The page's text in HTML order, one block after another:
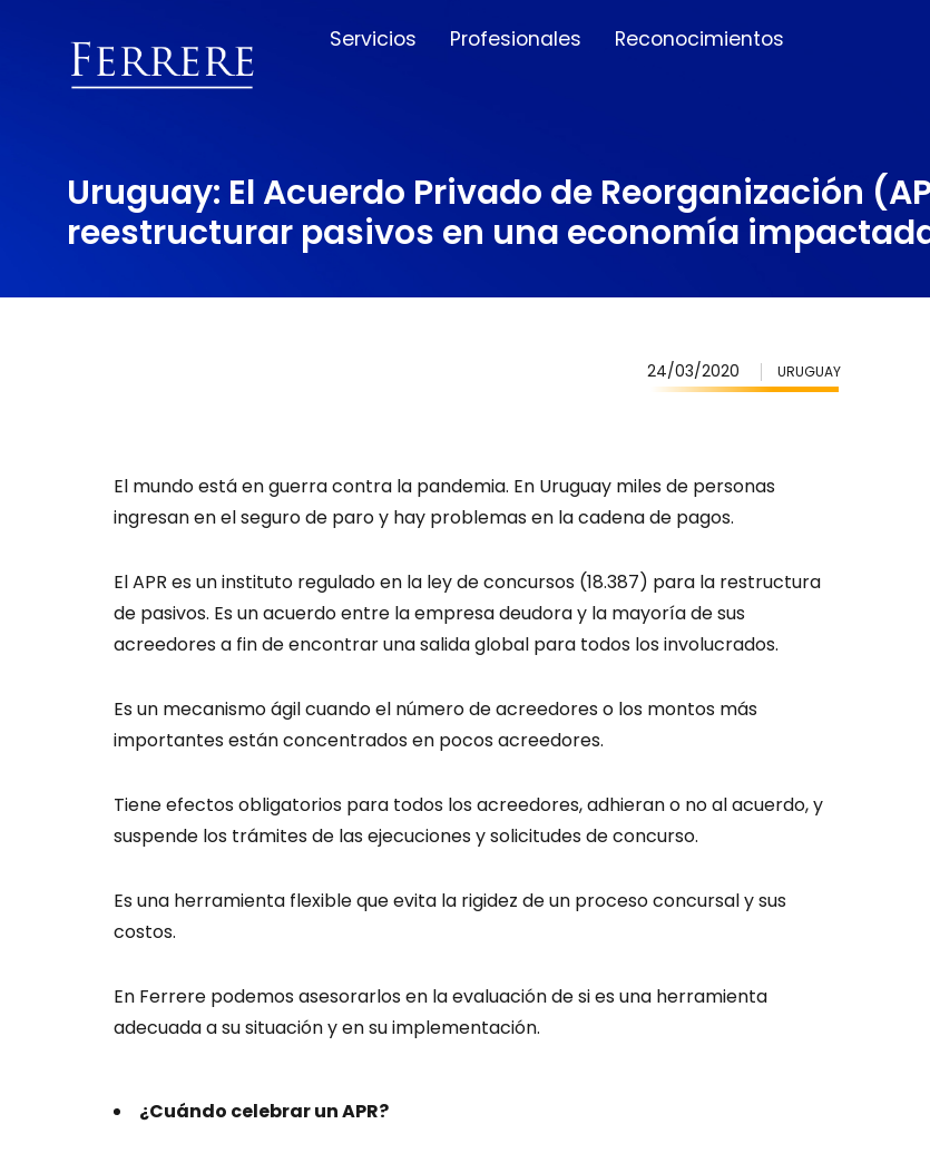
Servicios Profesionales Reconocimientos
Uruguay: El Acuerdo Privado de Reorganización
reestructurar pasivos en una economía impactada
24/03/2020 URUGUAY
El mundo está en guerra contra la pandemia. En Uruguay miles de personas
ingresan en el seguro de paro y hay problemas en la cadena de pagos.
El APR es un instituto regulado en la ley de concursos (18.387) para la restructura
de pasivos. Es un acuerdo entre la empresa deudora y la mayoría de sus
acreedores a fin de encontrar una salida global para todos los involucrados.
Es un mecanismo ágil cuando el número de acreedores o los montos más
importantes están concentrados en pocos acreedores.
Tiene efectos obligatorios para todos los acreedores, adhieran o no al acuerdo, y
suspende los trámites de las ejecuciones y solicitudes de concurso.
Es una herramienta flexible que evita la rigidez de un proceso concursal y sus
costos.
En Ferrere podemos asesorarlos en la evaluación de si es una herramienta
adecuada a su situación y en su implementación.
¿Cuándo celebrar un APR?